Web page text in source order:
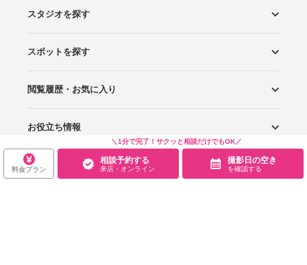
＼1分で完了！サクッと相談だけでもOK／
料金プラン
相談予約する
来店・オンライン
撮影日の空き
を確認する
スタジオを探す
エリアから探す
こだわりから探す
NEW PHOTO STYLE
プランから探す
フォトタイプ診断
フォトグラファーから探す
国内リゾートから探す
スポットを探す
ロケーションから探す
スタジオから探す
閲覧履歴・お気に入り
閲覧スタジオ
お気に入り
お役立ち情報
Wedding Photo マガジン
はじめてガイド
サービス・会社